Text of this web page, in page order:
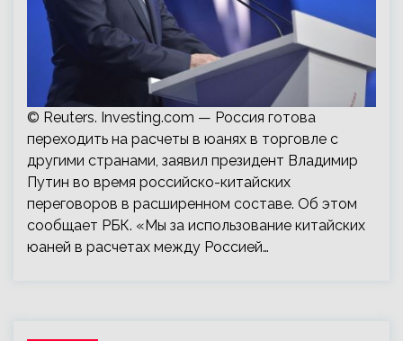
© Reuters. Investing.com — Россия готова
переходить на расчеты в юанях в торговле с
другими странами, заявил президент Владимир
Путин во время российско-китайских
переговоров в расширенном составе. Об этом
сообщает РБК. «Мы за использование китайских
юаней в расчетах между Россией…